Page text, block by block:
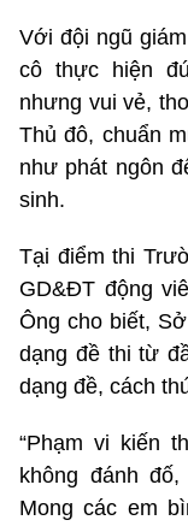
Với đội ngũ
cô thực hiện
nhưng vui vẻ,
Thủ đô, chuẩn
như phát ngôn
sinh.
Tại điểm thi
GD&ĐT động
Ông cho biết,
dạng đề thi từ
dạng đề, cách
“Phạm vi kiến
không đánh
Mong các em